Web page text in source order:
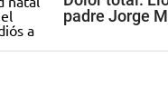
padre Jorge